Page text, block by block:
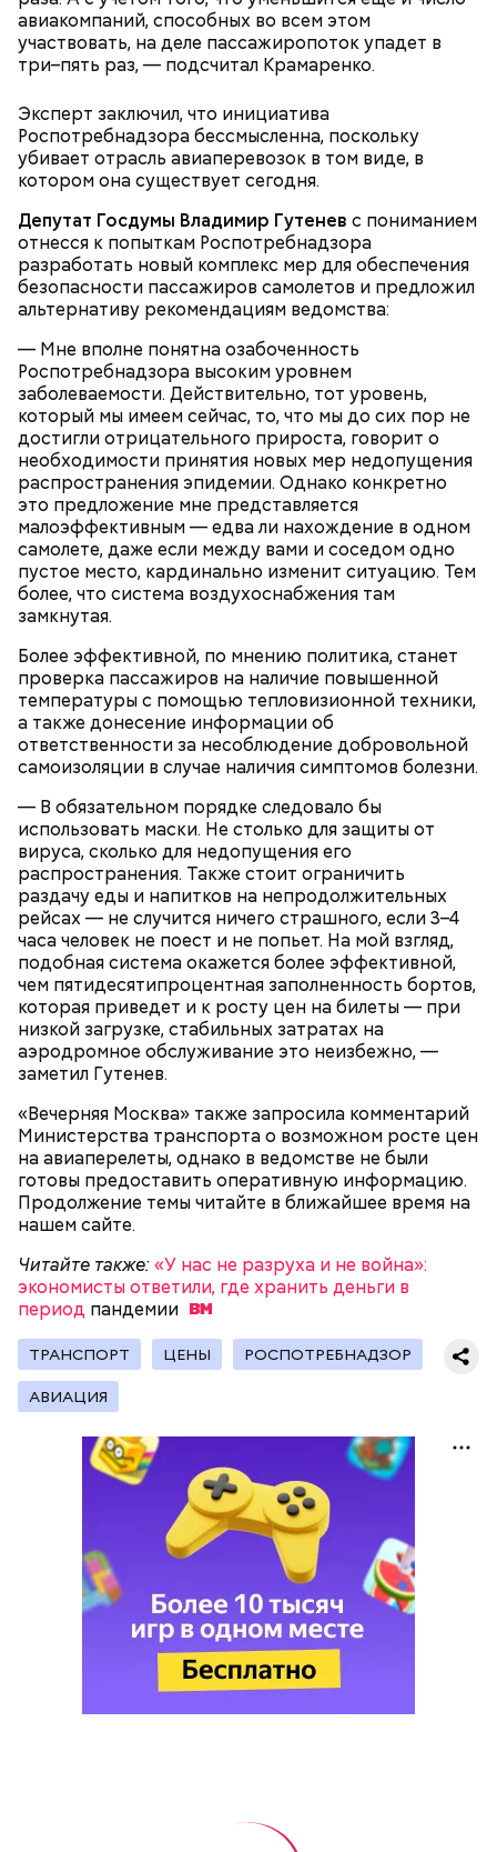
авиакомпаний, способных во всем этом
участвовать, на деле пассажиропоток упадет в
три–пять раз, — подсчитал Крамаренко.
Эксперт заключил, что инициатива
Роспотребнадзора бессмысленна, поскольку
убивает отрасль авиаперевозок в том виде, в
котором она существует сегодня.
Депутат Госдумы Владимир Гутенев с пониманием
отнесся к попыткам Роспотребнадзора
разработать новый комплекс мер для обеспечения
безопасности пассажиров самолетов и предложил
альтернативу рекомендациям ведомства:
— Мне вполне понятна озабоченность
Роспотребнадзора высоким уровнем
заболеваемости. Действительно, тот уровень,
который мы имеем сейчас, то, что мы до сих пор не
достигли отрицательного прироста, говорит о
необходимости принятия новых мер недопущения
распространения эпидемии. Однако конкретно
это предложение мне представляется
малоэффективным — едва ли нахождение в одном
самолете, даже если между вами и соседом одно
пустое место, кардинально изменит ситуацию. Тем
более, что система воздухоснабжения там
замкнутая.
Более эффективной, по мнению политика, станет
проверка пассажиров на наличие повышенной
температуры с помощью тепловизионной техники,
а также донесение информации об
ответственности за несоблюдение добровольной
самоизоляции в случае наличия симптомов болезни.
— В обязательном порядке следовало бы
использовать маски. Не столько для защиты от
вируса, сколько для недопущения его
распространения. Также стоит ограничить
раздачу еды и напитков на непродолжительных
рейсах — не случится ничего страшного, если 3–4
часа человек не поест и не попьет. На мой взгляд,
подобная система окажется более эффективной,
чем пятидесятипроцентная заполненность бортов,
которая приведет и к росту цен на билеты — при
низкой загрузке, стабильных затратах на
аэродромное обслуживание это неизбежно, —
заметил Гутенев.
«Вечерняя Москва» также запросила комментарий
Министерства транспорта о возможном росте цен
на авиаперелеты, однако в ведомстве не были
готовы предоставить оперативную информацию.
Продолжение темы читайте в ближайшее время на
нашем сайте.
Читайте также:«У нас не разруха и не война»:
экономисты ответили, где хранить деньги в
период пандемии
ТРАНСПОРТ ЦЕНЫ РОСПОТРЕБНАДЗОР
АВИАЦИЯ